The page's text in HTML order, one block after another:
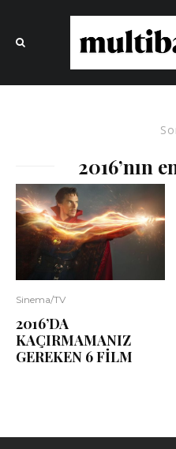
2016’nın
Sinema/TV
2016’DA
KAÇIRMAMANIZ
GEREKEN 6 FİLM